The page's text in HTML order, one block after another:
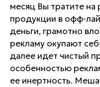
месяц Вы тратите на
продукции в офф-
деньги, грамотно
рекламу окупают
далее идет чистый
особенностью
ее инертность.